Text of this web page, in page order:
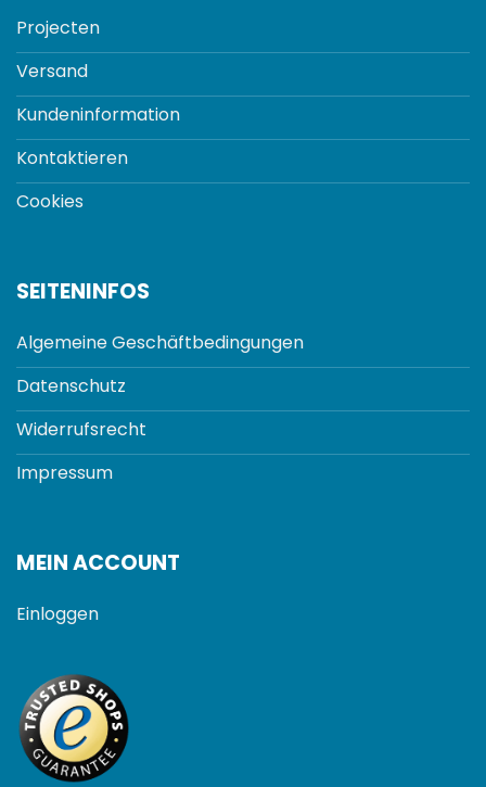
Projecten
Versand
Kundeninformation
Kontaktieren
Cookies
SEITENINFOS
Algemeine Geschäftbedingungen
Datenschutz
Widerrufsrecht
Impressum
MEIN ACCOUNT
Einloggen